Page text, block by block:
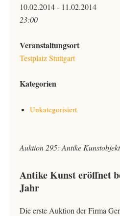
10.02.2014 - 11.02.2014
23:00
Veranstaltungsort
Testplatz Stuttgart
Kategorien
Unkategorisiert
Auktion 295: Antike
Antike Kunst eröffnet
Jahr
Die erste Auktion der Firma